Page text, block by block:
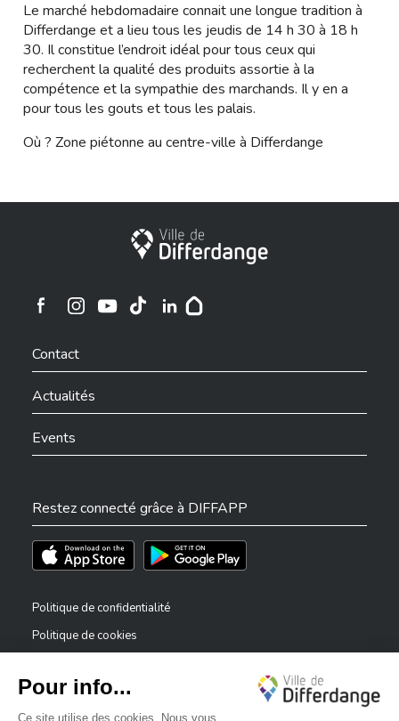
Le marché hebdomadaire connait une longue tradition à
Differdange et a lieu tous les jeudis de 14 h 30 à 18 h
30. Il constitue l’endroit idéal pour tous ceux qui
recherchent la qualité des produits assortie à la
compétence et la sympathie des marchands. Il y en a
pour tous les gouts et tous les palais.
Où ? Zone piétonne au centre-ville à Differdange
Ville de Differdange
Ville de Differdange sur Instagram
Contact
Actualités
Events
Restez connecté grâce à DIFFAPP
Téléchargez l'app sur l'App StoreTéléchargez l'app sur Play Store
Politique de confidentialité
Politique de cookies
Déclaration d’accessibilité
✕